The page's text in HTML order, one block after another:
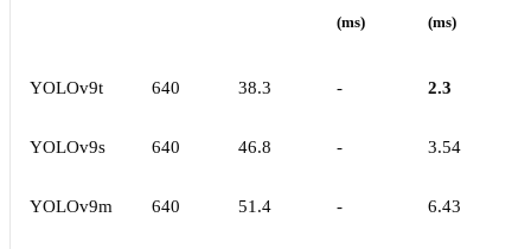
(ms)
(ms)
YOLOv9t 640 38.3 - 2.3
YOLOv9s 640 46.8 - 3.54
YOLOv9m 640 51.4 - 6.43